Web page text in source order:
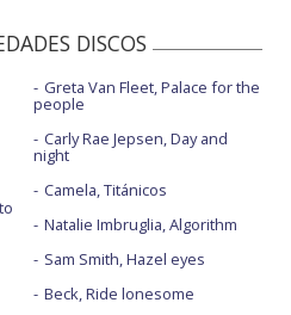
DISCOS
Greta Van Fleet, Palace for the
people
Carly Rae Jepsen, Day and
night
Camela, Titánicos
Natalie Imbruglia, Algorithm
Sam Smith, Hazel eyes
Beck, Ride lonesome